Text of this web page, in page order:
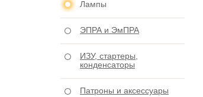
Лампы
ЭПРА и ЭмПРА
ИЗУ, стартеры,
конденсаторы
Патроны и аксессуары